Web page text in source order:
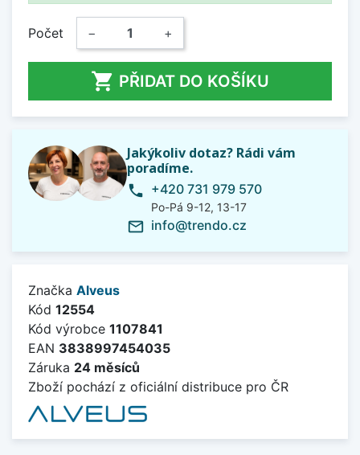
Počet − +
 PŘIDAT DO KOŠÍKU
Jakýkoliv dotaz? Rádi vám
poradíme.
phone +420 731 979 570
Po-Pá 9-12, 13-17
mail_outline info@trendo.cz
Značka Alveus
Kód 12554
Kód výrobce 1107841
EAN 3838997454035
Záruka 24 měsíců
Zboží pochází z oficiální distribuce pro ČR